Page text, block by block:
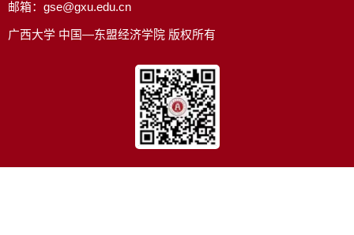
邮箱：gse@gxu.edu.cn
广西大学 中国—东盟经济学院 版权所有